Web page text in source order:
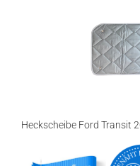
Heckscheibe Ford Transit